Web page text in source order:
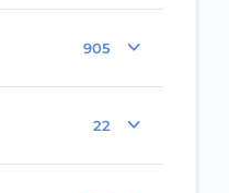
905
22